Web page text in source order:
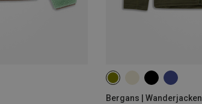
Bergans | Wanderjacken
S L XL